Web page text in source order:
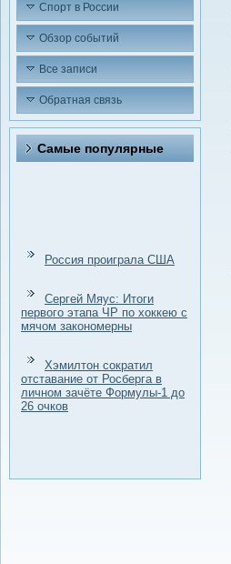
Спорт в России
Обзор событий
Все записи
Обратная связь
Самые популярные
Россия проиграла США
Сергей Мяус: Итоги
первого этапа ЧР по хоккею с
мячом закономерны
Хэмилтон сократил
отставание от Росберга в
личном зачёте Формулы-1 до
26 очков